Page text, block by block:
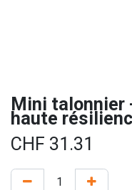
Mini talonnier
haute
CHF 31.31